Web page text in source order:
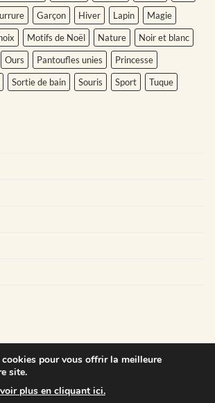
Garçon Hiver Lapin
Magie
Motifs de Noël Nature
Noir et blanc
Ours Pantoufles unies
Princesse
Sortie de bain Souris Sport
Tuque
de vente
pour vous offrir la meilleure
site.
plus en cliquant ici.